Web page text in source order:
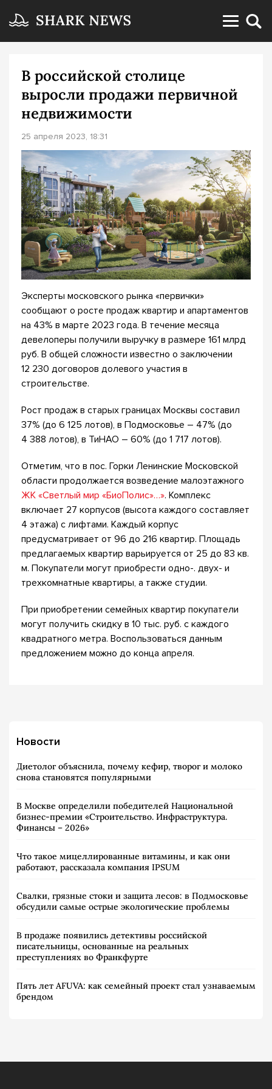
В российской столице
выросли продажи первичной
недвижимости
25 апреля 2023, 18:31
Эксперты московского рынка «первички»
сообщают о росте продаж квартир и апартаментов
на 43% в марте 2023 года. В течение месяца
девелоперы получили выручку в размере 161 млрд
руб. В общей сложности известно о заключении
12 230 договоров долевого участия в
строительстве.
Рост продаж в старых границах Москвы составил
37% (до 6 125 лотов), в Подмосковье – 47% (до
4 388 лотов), в ТиНАО – 60% (до 1 717 лотов).
Отметим, что в пос. Горки Ленинские Московской
области продолжается возведение малоэтажного
ЖК «Светлый мир «БиоПолис»…». Комплекс
включает 27 корпусов (высота каждого составляет
4 этажа) с лифтами. Каждый корпус
предусматривает от 96 до 216 квартир. Площадь
предлагаемых квартир варьируется от 25 до 83 кв.
м. Покупатели могут приобрести одно-. двух- и
трехкомнатные квартиры, а также студии.
При приобретении семейных квартир покупатели
могут получить скидку в 10 тыс. руб. с каждого
квадратного метра. Воспользоваться данным
предложением можно до конца апреля.
Новости
Диетолог объяснила, почему кефир, творог и молоко
снова становятся популярными
В Москве определили победителей Национальной
бизнес-премии «Строительство. Инфраструктура.
Финансы – 2026»
Что такое мицеллированные витамины, и как они
работают, рассказала компания IPSUM
Свалки, грязные стоки и защита лесов: в Подмосковье
обсудили самые острые экологические проблемы
В продаже появились детективы российской
писательницы, основанные на реальных
преступлениях во Франкфурте
Пять лет AFUVA: как семейный проект стал узнаваемым
брендом